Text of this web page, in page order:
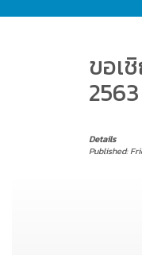
ขอเ
Details
Published: